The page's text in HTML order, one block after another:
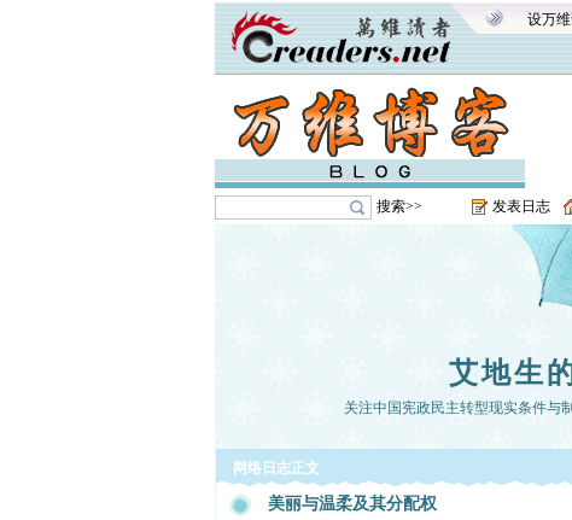
设万
搜索>> 发表日志
艾地生
关注中国宪政民主转型现实条件与
网络日志正文
美丽与温柔及其分配权